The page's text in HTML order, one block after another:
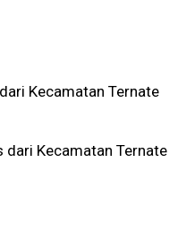
Kecamatan Ternate
dari Kecamatan Ternate